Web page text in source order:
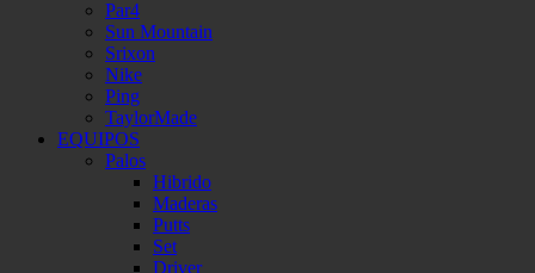
Par4
Sun Mountain
Srixon
Nike
Ping
TaylorMade
EQUIPOS
Palos
Hibrido
Maderas
Putts
Set
Driver